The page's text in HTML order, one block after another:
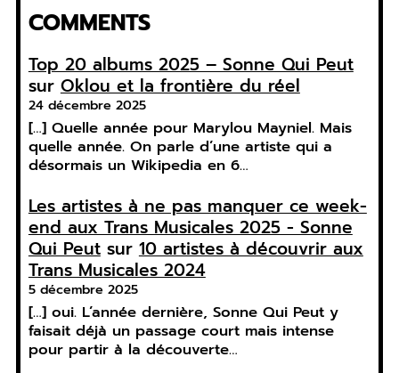
COMMENTS
Top 20 albums 2025 – Sonne Qui Peut
surOklou et la frontière du réel
24 décembre 2025
[…] Quelle année pour Marylou Mayniel. Mais
quelle année. On parle d’une artiste qui a
désormais un Wikipedia en 6…
Les artistes à ne pas manquer ce week-
end aux Trans Musicales 2025 - Sonne
Qui Peutsur 10 artistes à découvrir aux
Trans Musicales 2024
5 décembre 2025
[…] oui. L’année dernière, Sonne Qui Peut y
faisait déjà un passage court mais intense
pour partir à la découverte…